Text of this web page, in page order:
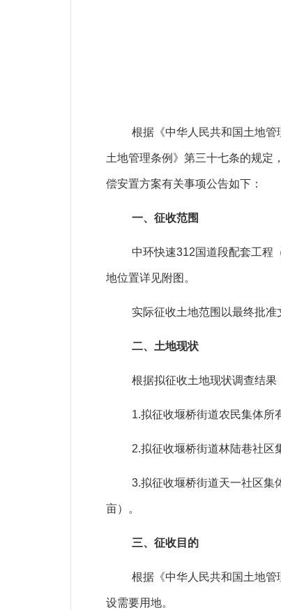
根据《中华人民共和国土地
土地管理条例》第三十七条的规定
偿安置方案有关事项公告如下：
一、征收范围
中环快速312国道段配套工程
地位置详见附图。
实际征收土地范围以最终批准
二、土地现状
根据拟征收土地现状调查结果
1.拟征收堰桥街道农民集体所
2.拟征收堰桥街道林陆巷社区
3.拟征收堰桥街道天一社区集
亩）。
三、征收目的
根据《中华人民共和国土地
设需要用地。